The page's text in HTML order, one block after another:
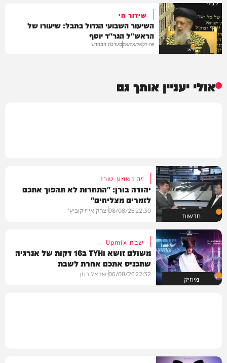
וידאו
שידור חי
השיעור השבועי הגדול בתבל: שיעורו של
הראש"ל הגר"ד יוסף
22:06
08/08/26מערכת המחדש
אולי יעניין אותך גם
חדשות
זה נשמע טוב!
יהודה בורן: "התחרות לא תהפוך אתכם
לזמרים מצליחים"
22:30
08/08/26יצחק אייזיקוביץ'
מיוזיק
שבת Upmix
משולם זושא וTYH ב16 דקות של אנרגיה
שתכניס אתכם אחרת לשבת
22:32
06/08/26ישראל רוזן